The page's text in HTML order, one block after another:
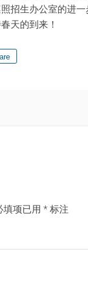
招生办公室的进
天的到来！
填项已用 * 标注